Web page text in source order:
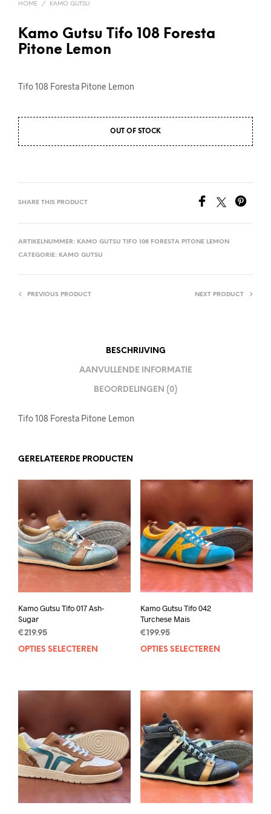
HOME / KAMO GUTSU
Kamo Gutsu Tifo 108 Foresta
Pitone Lemon
Tifo 108 Foresta Pitone Lemon
OUT OF STOCK
SHARE THIS PRODUCT
ARTIKELNUMMER: KAMO GUTSU TIFO 108 FORESTA PITONE LEMON
CATEGORIE: KAMO GUTSU
PREVIOUS PRODUCT NEXT PRODUCT
BESCHRIJVING
AANVULLENDE INFORMATIE
BEOORDELINGEN (0)
Tifo 108 Foresta Pitone Lemon
GERELATEERDE PRODUCTEN
Kamo Gutsu Tifo 017 Ash-
Sugar
€219.95
OPTIES SELECTEREN
Dit
meerdere
variaties.
Deze
optie
kan
gekozen
worden
de
productpagina
Kamo Gutsu Tifo 042
Turchese Mais
€ 199.95
OPTIES SELECTEREN
op
de